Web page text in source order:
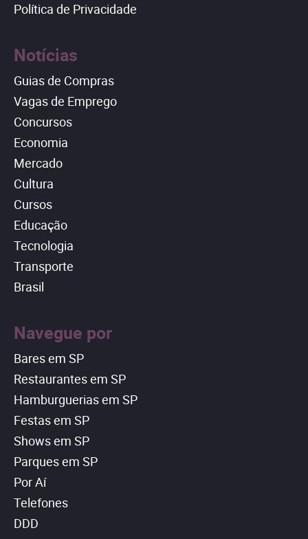
Política de Privacidade
Notícias
Guias de Compras
Vagas de Emprego
Concursos
Economia
Mercado
Cultura
Cursos
Educação
Tecnologia
Transporte
Brasil
Navegue por
Bares em SP
Restaurantes em SP
Hamburguerias em SP
Festas em SP
Shows em SP
Parques em SP
Por Aí
Telefones
DDD